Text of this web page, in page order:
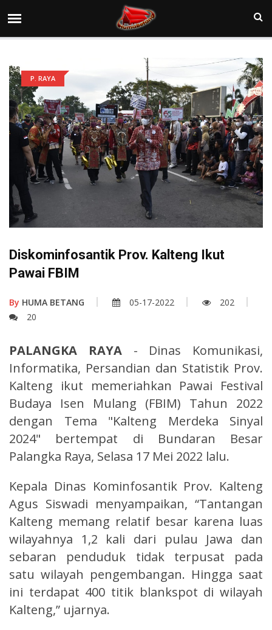
P. RAYA
Diskominfosantik Prov. Kalteng Ikut
Pawai FBIM
By HUMA BETANG 05-17-2022
202
20
PALANGKA RAYA- Dinas Komunikasi,
Informatika, Persandian dan Statistik Prov.
Kalteng ikut memeriahkan Pawai Festival
Budaya Isen Mulang (FBIM) Tahun 2022
dengan Tema "Kalteng Merdeka Sinyal
2024" bertempat di Bundaran Besar
Palangka Raya, Selasa 17 Mei 2022 lalu.
Kepala Dinas Kominfosantik Prov. Kalteng
Agus Siswadi menyampaikan, “Tantangan
Kalteng memang relatif besar karena luas
wilayahnya 1,2 kali dari pulau Jawa dan
sebaran penduduk tidak terpusat pada
satu wilayah pengembangan. Hingga saat
ini terdapat 400 titik blankspot di wilayah
Kalteng,” ujarnya.